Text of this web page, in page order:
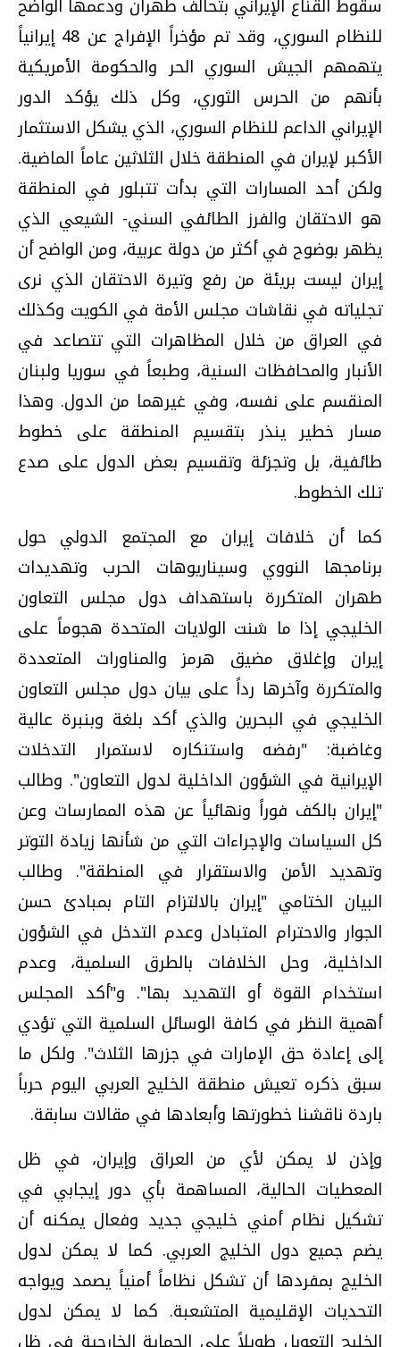
للنظام السوري، وقد تم مؤخراً الإفراج عن 48 إيرانياً
يتهمهم الجيش السوري الحر والحكومة الأمريكية
بأنهم من الحرس الثوري، وكل ذلك يؤكد الدور
الإيراني الداعم للنظام السوري، الذي يشكل الاستثمار
الأكبر لإيران في المنطقة خلال الثلاثين عاماً الماضية.
ولكن أحد المسارات التي بدأت تتبلور في المنطقة
هو الاحتقان والفرز الطائفي السني- الشيعي الذي
يظهر بوضوح في أكثر من دولة عربية، ومن الواضح أن
إيران ليست بريئة من رفع وتيرة الاحتقان الذي نرى
تجلياته في نقاشات مجلس الأمة في الكويت وكذلك
في العراق من خلال المظاهرات التي تتصاعد في
الأنبار والمحافظات السنية، وطبعاً في سوريا ولبنان
المنقسم على نفسه، وفي غيرهما من الدول. وهذا
مسار خطير ينذر بتقسيم المنطقة على خطوط
طائفية، بل وتجزئة وتقسيم بعض الدول على صدع
تلك الخطوط.
كما أن خلافات إيران مع المجتمع الدولي حول
برنامجها النووي وسيناريوهات الحرب وتهديدات
طهران المتكررة باستهداف دول مجلس التعاون
الخليجي إذا ما شنت الولايات المتحدة هجوماً على
إيران وإغلاق مضيق هرمز والمناورات المتعددة
والمتكررة وآخرها رداً على بيان دول مجلس التعاون
الخليجي في البحرين والذي أكد بلغة وبنبرة عالية
وغاضبة: "رفضه واستنكاره لاستمرار التدخلات
الإيرانية في الشؤون الداخلية لدول التعاون". وطالب
"إيران بالكف فوراً ونهائياً عن هذه الممارسات وعن
كل السياسات والإجراءات التي من شأنها زيادة التوتر
وتهديد الأمن والاستقرار في المنطقة". وطالب
البيان الختامي "إيران بالالتزام التام بمبادئ حسن
الجوار والاحترام المتبادل وعدم التدخل في الشؤون
الداخلية، وحل الخلافات بالطرق السلمية، وعدم
استخدام القوة أو التهديد بها". و"أكد المجلس
أهمية النظر في كافة الوسائل السلمية التي تؤدي
إلى إعادة حق الإمارات في جزرها الثلاث". ولكل ما
سبق ذكره تعيش منطقة الخليج العربي اليوم حرباً
باردة ناقشنا خطورتها وأبعادها في مقالات سابقة.
وإذن لا يمكن لأي من العراق وإيران، في ظل
المعطيات الحالية، المساهمة بأي دور إيجابي في
تشكيل نظام أمني خليجي جديد وفعال يمكنه أن
يضم جميع دول الخليج العربي. كما لا يمكن لدول
الخليج بمفردها أن تشكل نظاماً أمنياً يصمد ويواجه
التحديات الإقليمية المتشعبة. كما لا يمكن لدول